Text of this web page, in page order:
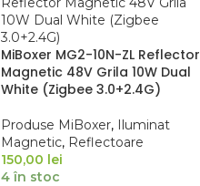
MiBoxer MG2-10N-ZL Reflector
Magnetic 48V Grila 10W Dual
White (Zigbee 3.0+2.4G)
Produse MiBoxer, Iluminat
Magnetic, Reflectoare
150,00 lei
4 în stoc